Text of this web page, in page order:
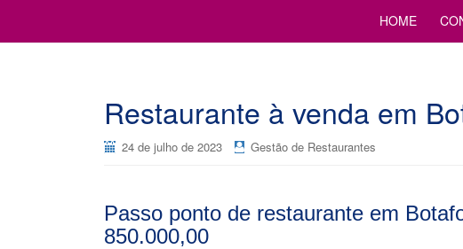
GESTÃO DE RESTAURANTES
HOME
Restaurante à venda em
24 de julho de 2023 Gestão de Restaurantes
Passo ponto de restaurante em
850.000,00